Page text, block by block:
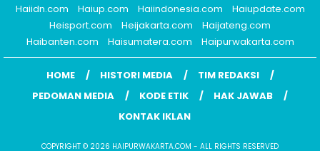
Haiidn.com
Haiup.com Haiindonesia.com
Haiupdate.com
Heisport.com
Heijakarta.com
Haijateng.com
Haibanten.com
Haisumatera.com Haipurwakarta.com
HOME HISTORI MEDIA
TIM REDAKSI
PEDOMAN MEDIA
KODE ETIK
HAK JAWAB
KONTAK IKLAN
COPYRIGHT © 2026 HAIPURWAKARTA.COM - ALL RIGHTS RESERVED